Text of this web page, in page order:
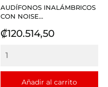
AUDÍFONOS INALÁMBRICOS
CON NOISE...
Precio
₡120.514,50
Añadir al carrito